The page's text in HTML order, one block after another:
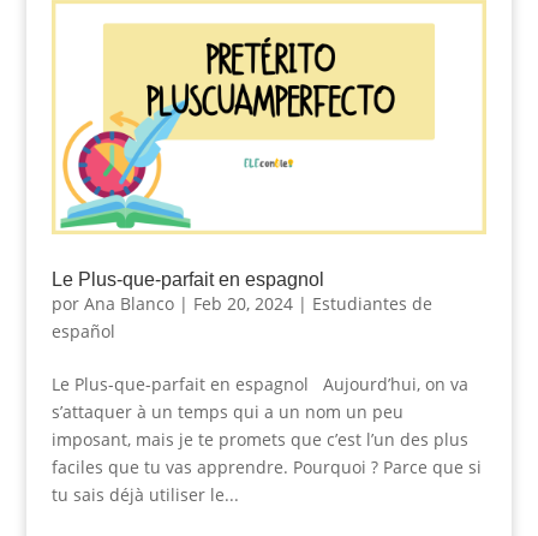
Le Plus-que-parfait en espagnol
por Ana Blanco| Feb 20, 2024| Estudiantes de
español
Le Plus-que-parfait en espagnol Aujourd’hui, on va
s’attaquer à un temps qui a un nom un peu
imposant, mais je te promets que c’est l’un des plus
faciles que tu vas apprendre. Pourquoi ? Parce que si
tu sais déjà utiliser le...